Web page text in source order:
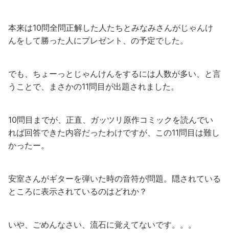
本来は10問全問正解した人たちとみなみさんがじゃんけ
んをして勝った人にプレゼント、の予定でした。
でも、ちょーっとじゃんけんをするには人数が多い、と言
うことで、まさかの11問目が出題されました。
10問目までが、正直、ガッツリ原作コミックを読んでい
れば回答できた内容だったわけですが、この11問目は難し
かったー。
安室さんがギターを弾いた時の音符が問題。隠されている
ところに表示されているのはどれか？
いや、ごめんなさい、流石に覚えてないです。。。